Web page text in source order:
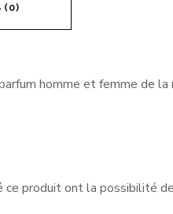
(0)
homme et femme de
produit ont la possibilité